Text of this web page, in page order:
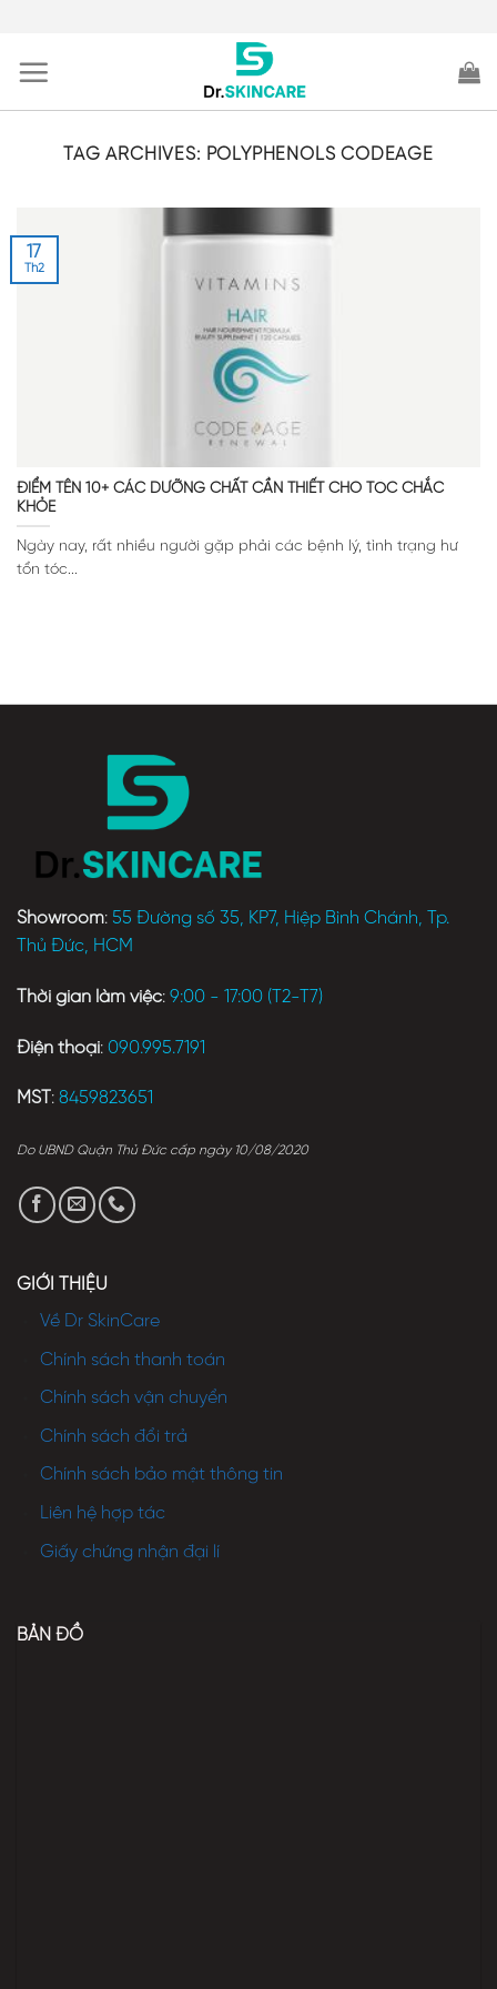
content
TAG ARCHIVES: POLYPHENOLS CODEAGE
ĐIỂM TÊN 10+ CÁC DƯỠNG CHẤT CẦN THIẾT CHO TÓC CHẮC
KHỎE
Ngày nay, rất nhiều người gặp phải các bệnh lý, tình trạng hư
tổn tóc...
17
Th2
Showroom: 55 Đường số 35, KP7, Hiệp Bình Chánh, Tp.
Thủ Đức, HCM
Thời gian làm việc: 9:00 - 17:00 (T2-T7)
Điện thoại: 090.995.7191
MST : 8459823651
Do UBND Quận Thủ Đức cấp ngày 10/08/2020
GIỚI THIỆU
Về Dr SkinCare
Chính sách thanh toán
Chính sách vận chuyển
Chính sách đổi trả
Chính sách bảo mật thông tin
Liên hệ hợp tác
Giấy chứng nhận đại lí
BẢN ĐỒ